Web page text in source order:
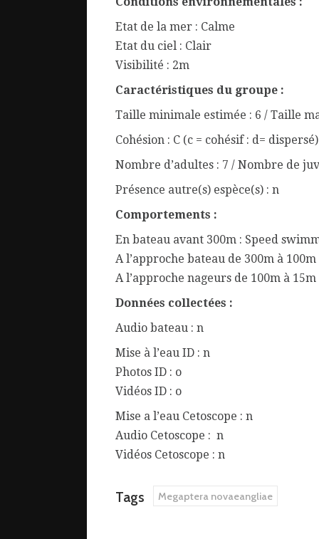
Etat de la mer : Calme
Etat du ciel : Clair
Visibilité : 2m
Caractéristiques du groupe :
Taille minimale estimée : 6 / Taille
Cohésion : C (c = cohésif : d= dispersé)
Nombre d’adultes : 7 / Nombre de
Présence autre(s) espèce(s) : n
Comportements :
En bateau avant 300m : Speed
A l’approche bateau de 300m à
A l’approche nageurs de 100m à 15m
Données collectées :
Audio bateau : n
Mise à l’eau ID : n
Photos ID : o
Vidéos ID : o
Mise a l’eau Cetoscope : n
Audio Cetoscope : n
Vidéos Cetoscope : n
Tags Megaptera novaeangliae